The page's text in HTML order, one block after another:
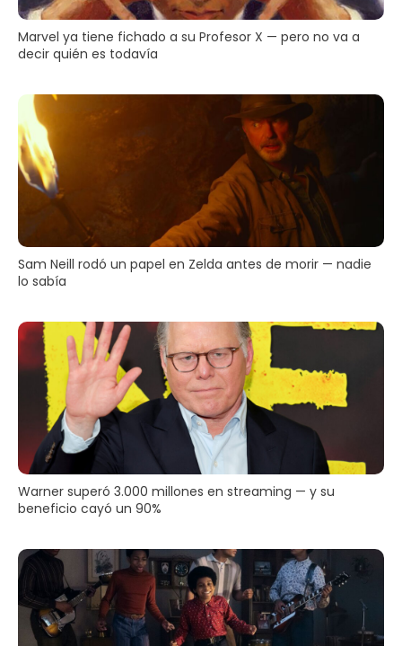
Marvel ya tiene fichado a su Profesor X — pero no va a
decir quién es todavía
Sam Neill rodó un papel en Zelda antes de morir — nadie
lo sabía
Warner superó 3.000 millones en streaming — y su
beneficio cayó un 90%